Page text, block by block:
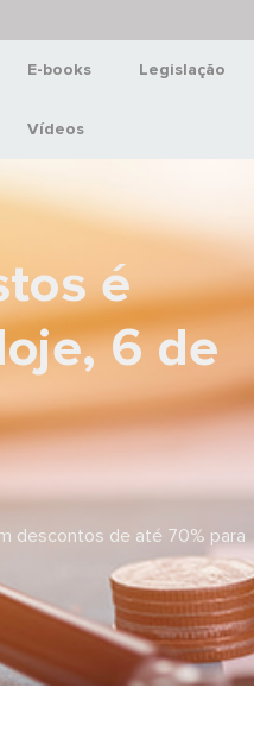
E-books Legislação
Vídeos
é
6 de
descontos de até 70% para